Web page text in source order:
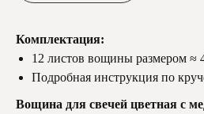
Комплектация:
12 листов вощины размером ≈
Подробная инструкция по
Вощина для свечей цветная с